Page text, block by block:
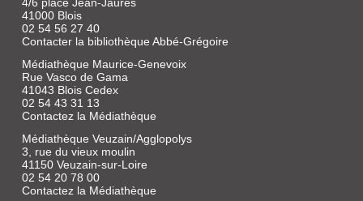
(1789-
1831)
:
COMBA...
Livre
|
Benot,
Yves
|
Société
Française
d'Histoire
4/6 place Jean-Jaurès
41000 Blois
02 54 56 27 40
Contacter la bibliothèque Abbé-Grégoire
Médiathèque Maurice-Genevoix
Rue Vasco de Gama
41043 Blois Cedex
02 54 43 31 13
Contactez la Médiathèque
Médiathèque Veuzain/Agglopolys
3, rue du vieux moulin
41150 Veuzain-sur-Loire
02 54 20 78 00
Contactez la Médiathèque